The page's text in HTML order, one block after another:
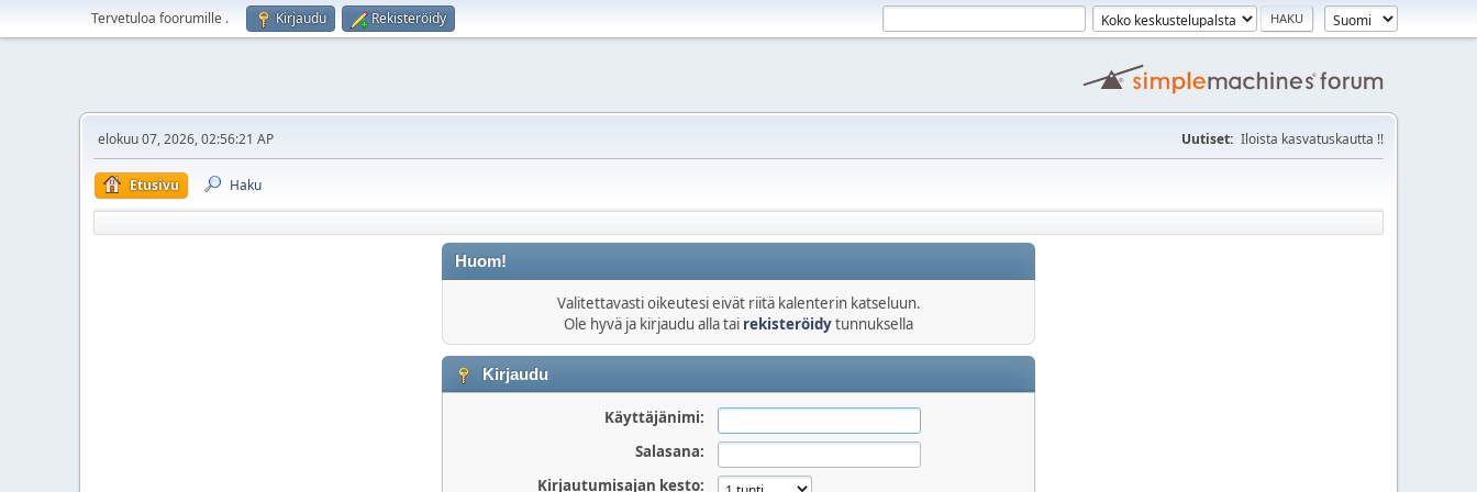
Tervetuloa foorumille . Kirjaudu Rekisteröidy
elokuu 07, 2026, 02:56:21 AP Uutiset: Iloista kasvatuskautta !!
Etusivu Haku
Huom!
Valitettavasti oikeutesi eivät riitä kalenterin katseluun.
Ole hyvä ja kirjaudu alla tai rekisteröidytunnuksella
Kirjaudu
Käyttäjänimi:
Salasana:
Kirjautumisajan kesto: